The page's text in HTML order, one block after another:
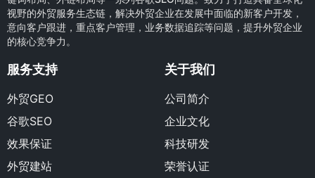
视野的外贸服务生态链，解决外贸企业在发展中面临的新客户开发，
意向客户跟进，重点客户管理，业务数据追踪等问题，提升外贸企业
的核心竞争力。
服务支持
外贸GEO
谷歌SEO
效果保证
外贸建站
关于我们
公司简介
企业文化
科技研发
荣誉认证